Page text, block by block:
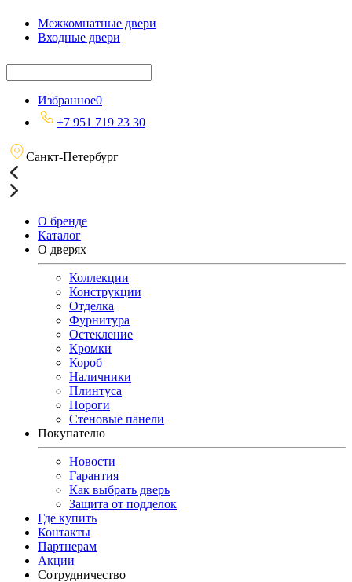
Межкомнатные двери
Входные двери
Избранное0
+7 951 719 23 30
Санкт-Петербург
О бренде
Каталог
О дверях
Коллекции
Конструкции
Отделка
Фурнитура
Остекление
Кромки
Короб
Наличники
Плинтуса
Пороги
Стеновые панели
Покупателю
Новости
Гарантия
Как выбрать дверь
Защита от подделок
Где купить
Контакты
Партнерам
Акции
Сотрудничество